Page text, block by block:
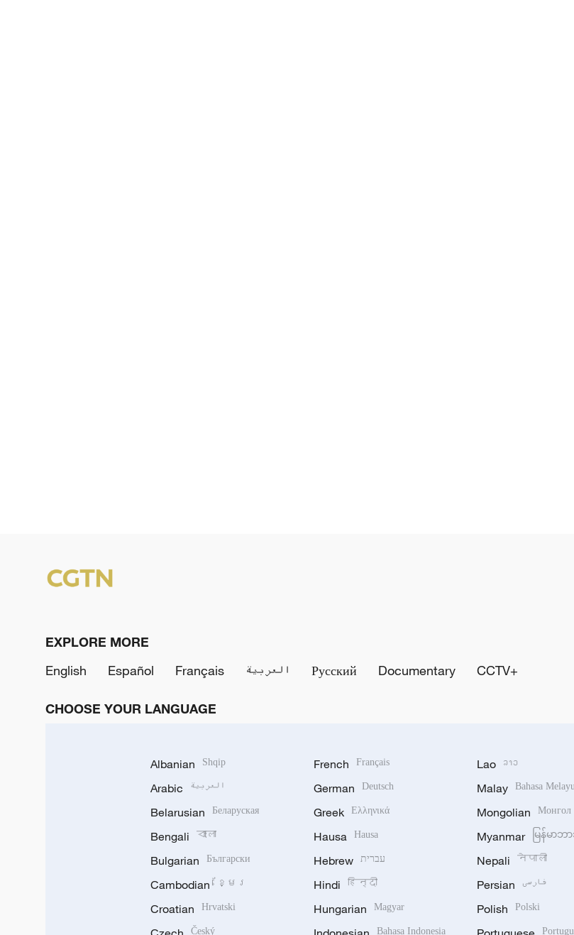
EXPLORE MORE
English
Español Français العربية Русский Documentary CCTV+
CHOOSE YOUR LANGUAGE
Albanian Shqip
Arabic العربية
Belarusian Беларуская
Bengali বাংলা
Bulgarian Български
Cambodian ខ្មែរ
Croatian Hrvatski
Český
French Français
German Deutsch
Greek Ελληνικά
Hausa Hausa
Hebrew עברית
Hindi हिन्दी
Hungarian Magyar
Bahasa Indonesia
Lao ລາວ
Malay Bahasa
Mongolian Монгол
Myanmar မြန်မာဘ
Nepali नेपाली
Persian فارسی
Polish Polski